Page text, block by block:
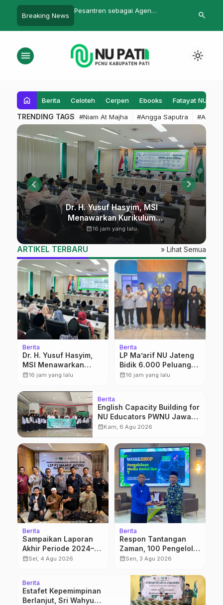
Breaking News
Sosial Masyarakat
Gandeng Lazisnu, Karang Taruna
Yatim
PAC Ansor
search
menu light_mode
home Berita Celoteh Cerpen Ebooks Fatayat NU
TRENDING TAGS #Niam At Majha #Angga Saputra #Admin
NU
PATI
|
PCNU
KABUPATEN
PATI
Dr. H. Yusuf Hasyim, MSI
Menawarkan Kurikulum
Diversifikasi, Harapan Baru
dalam dunia pendidikan
calendar_month16 jam yang lalu
ARTIKEL TERBARU » Lihat Semua
Berita
Dr. H. Yusuf Hasyim,
MSI Menawarkan
Kurikulum
Baru dalam dunia
pendidikan
calendar_month16 jam yang lalu
Berita
LP Ma’arif NU Jateng
Bidik 6.000 Peluang
Pelatihan dan
calendar_month16 jam yang lalu
Berita
English Capacity Building for
NU Educators PWNU Jawa
Tengah Batch#4; Membuka
calendar_monthKam, 6 Agu 2026
Berita
Sampaikan Laporan
Akhir Periode 2024–
2026, LSP P2 Ma’arif
Match
calendar_monthSel, 4 Agu 2026
Berita
Respon Tantangan
Zaman, 100 Pengelola
Medsos Sekolah
Ikuti Pelatihan Literasi
Digital
calendar_monthSen, 3 Agu 2026
Berita
Estafet Kepemimpinan
Berlanjut, Sri Wahyu